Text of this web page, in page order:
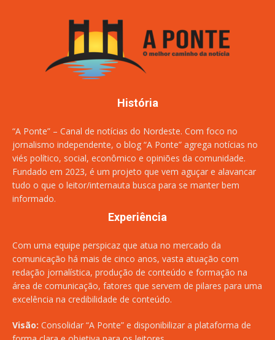
História
“A Ponte” – Canal de notícias do Nordeste. Com foco no
jornalismo independente, o blog “A Ponte” agrega notícias no
viés político, social, econômico e opiniões da comunidade.
Fundado em 2023, é um projeto que vem aguçar e alavancar
tudo o que o leitor/internauta busca para se manter bem
informado.
Experiência
Com uma equipe perspicaz que atua no mercado da
comunicação há mais de cinco anos, vasta atuação com
redação jornalística, produção de conteúdo e formação na
área de comunicação, fatores que servem de pilares para uma
excelência na credibilidade de conteúdo.
Visão: Consolidar “A Ponte” e disponibilizar a plataforma de